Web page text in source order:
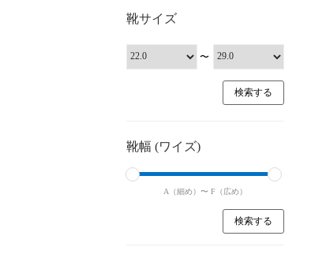
靴サイズ
〜
靴幅 (ワイズ)
A（細め）〜 F（広め）